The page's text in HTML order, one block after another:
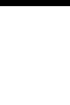
Energi, Kota